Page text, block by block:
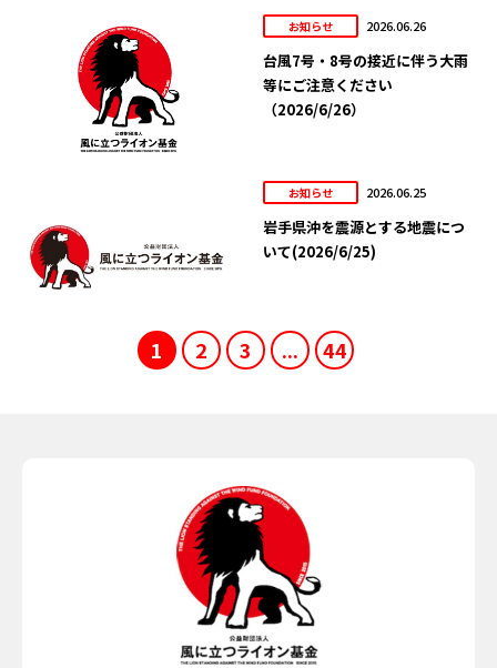
お知らせ 2026.06.26
台風7号・8号の接近に伴う大雨
等にご注意ください
（2026/6/26）
お知らせ 2026.06.25
岩手県沖を震源とする地震につ
いて(2026/6/25)
1 2 3 ... 44